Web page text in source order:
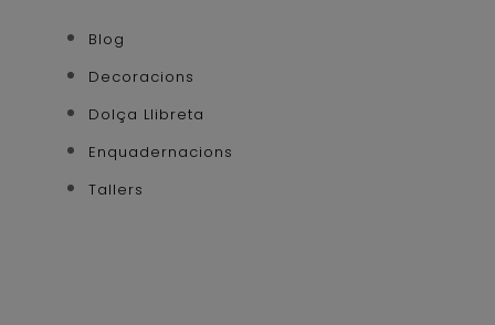
Blog
Decoracions
Dolça Llibreta
Enquadernacions
Tallers